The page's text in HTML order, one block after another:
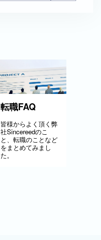
転職FAQ
皆様からよく頂く弊
社Sincereedのこ
と、転職のことなど
をまとめてみまし
た。